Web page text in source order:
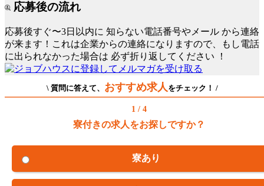
応募後の流れ
応募後すぐ〜3日以内に 知らない電話番号やメール から連絡
が来ます！これは企業からの連絡になりますので、もし電話
に出られなかった場合は 必ず折り返してください ！
\ 質問に答えて、 おすすめ求人をチェック！ /
1 / 4
寮付きの求人をお探しですか？
寮あり